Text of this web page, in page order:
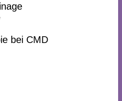
bei CMD